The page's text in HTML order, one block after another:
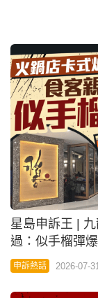
過：似手榴彈
申訴熱話 2026-07-
星島申訴王｜
LEGO風力裝